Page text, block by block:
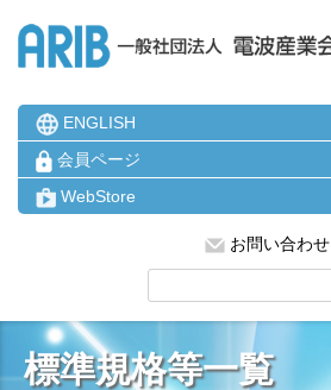
ENGLISH
会員ページ
WebStore
お問い合わせ
標準規格等一覧